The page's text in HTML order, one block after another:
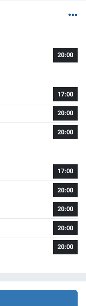
20:00
17:00
20:00
20:00
17:00
20:00
20:00
20:00
20:00